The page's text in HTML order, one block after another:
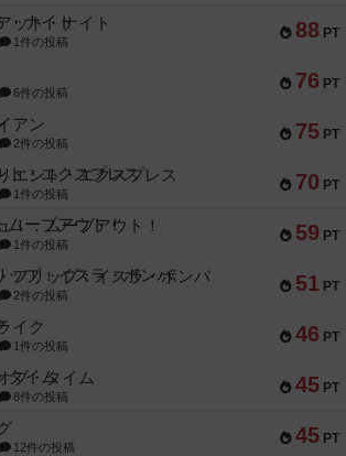
88 PT
ット・ナイト
1件の投稿
76 PT
6件の投稿
75 PT
アン
2件の投稿
70 PT
エント・エクスプレス
1件の投稿
59 PT
！：ムーブアウト！
1件の投稿
51 PT
フリップ：イスラ・ボンバ
2件の投稿
46 PT
イク
1件の投稿
45 PT
ブ・タイム
8件の投稿
45 PT
12件の投稿